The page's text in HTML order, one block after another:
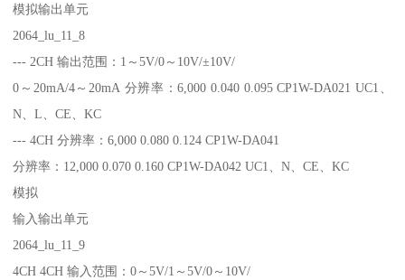
模拟输出单元
2064_lu_11_8
--- 2CH 输出范围：1～5V/0～10V/±10V/
0～20mA/4～20mA 分辨率：6,000 0.040 0.095 CP1W-DA021 UC1、
N、L、CE、KC
--- 4CH 分辨率：6,000 0.080 0.124 CP1W-DA041
分辨率：12,000 0.070 0.160 CP1W-DA042 UC1、N、CE、KC
模拟
输入输出单元
2064_lu_11_9
4CH 4CH 输入范围：0～5V/1～5V/0～10V/